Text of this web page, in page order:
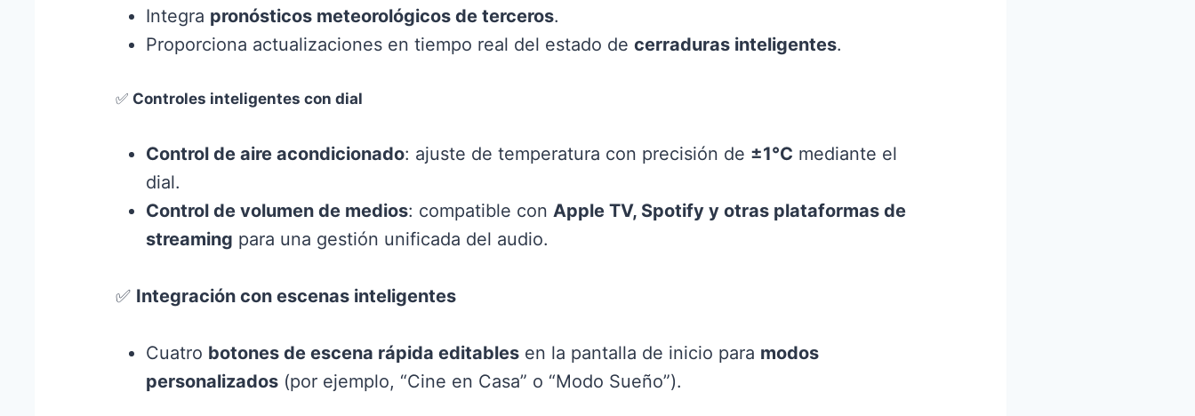
Integra pronósticos meteorológicos de terceros.
Proporciona actualizaciones en tiempo real del estado decerraduras inteligentes.
✅ Controles inteligentes con dial
Control de aire acondicionado: ajuste de temperatura con precisión de ±1°C mediante el
dial.
Control de volumen de medios: compatible conApple TV, Spotify y otras plataformas de
streaming para una gestión unificada del audio.
✅ Integración con escenas inteligentes
Cuatro botones de escena rápida editables en la pantalla de inicio para modos
personalizados (por ejemplo, “Cine en Casa” o “Modo Sueño”).